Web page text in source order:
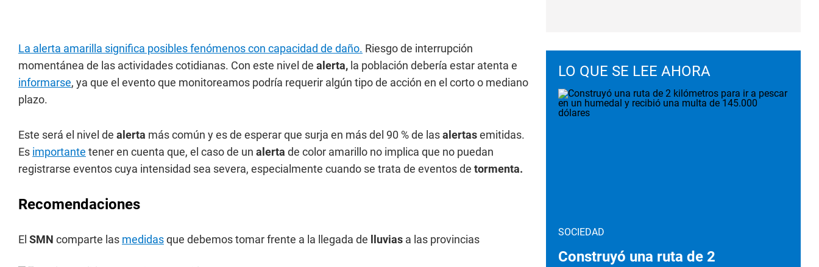
La alerta amarilla significa posibles fenómenos con capacidad de daño. Riesgo de interrupción
momentánea de las actividades cotidianas. Con este nivel de alerta, la población debería estar atenta e
informarse, ya que el evento que monitoreamos podría requerir algún tipo de acción en el corto o mediano
plazo.
Este será el nivel de alerta más común y es de esperar que surja en más del 90 % de lasalertasemitidas.
Es importante tener en cuenta que, el caso de un alerta de color amarillo no implica que no puedan
registrarse eventos cuya intensidad sea severa, especialmente cuando se trata de eventos de tormenta.
Recomendaciones
El SMN comparte las medidasque debemos tomar frente a la llegada de lluvias a las provincias
LO QUE SE LEE AHORA
SOCIEDAD
Construyó una ruta de 2